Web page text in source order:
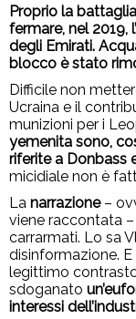
Proprio la
fermare, nel 2019,
degli Emirati.
blocco è stato
Difficile non
Ucraina e il
munizioni per i
yemenita sono,
riferite a Donbass
micidiale non è
La narrazione–
viene raccontata
carrarmati. Lo sa
disinformazione.
legittimo
sdoganato
interessi